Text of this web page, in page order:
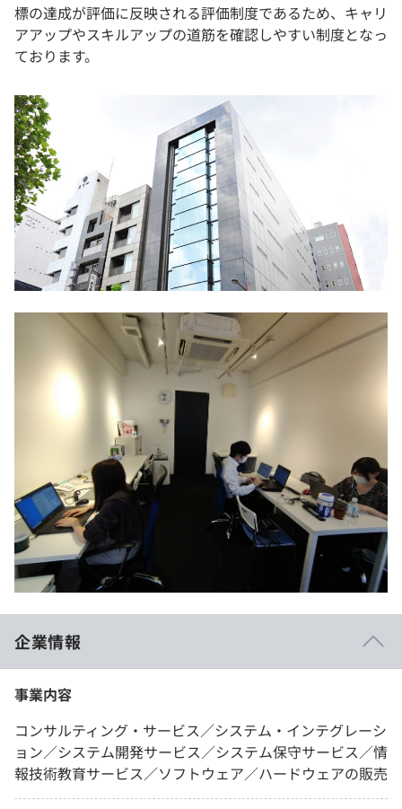
標の達成が評価に反映される評価制度であるため、キャリ
アアップやスキルアップの道筋を確認しやすい制度となっ
ております。
企業情報
事業内容
コンサルティング・サービス／システム・インテグレーシ
ョン／システム開発サービス／システム保守サービス／情
報技術教育サービス／ソフトウェア／ハードウェアの販売